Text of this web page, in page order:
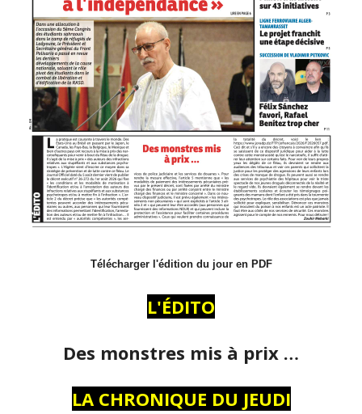
Télécharger l'édition du jour en PDF
L'ÉDITO
Des monstres mis à prix …
LA CHRONIQUE DU JEUDI